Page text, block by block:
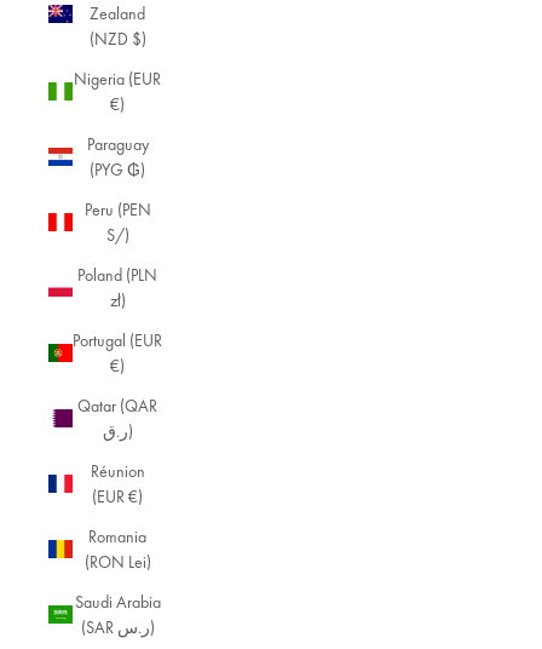
Zealand
(NZD $)
Nigeria (EUR
€)
Paraguay
(PYG ₲)
Peru (PEN
S/)
Poland (PLN
zł)
Portugal (EUR
€)
Qatar (QAR
ر.ق)
Réunion
(EUR €)
Romania
(RON Lei)
Saudi Arabia
(SAR ر.س)